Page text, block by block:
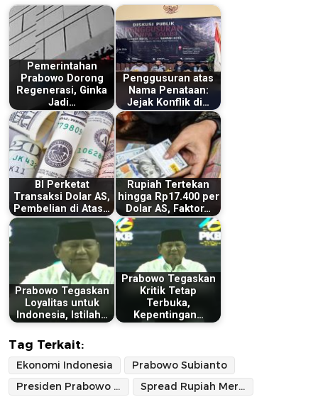
Pemerintahan
Prabowo Dorong
Regenerasi, Ginka
Jadi…
Penggusuran atas
Nama Penataan:
Jejak Konflik di…
BI Perketat
Transaksi Dolar AS,
Pembelian di Atas…
Rupiah Tertekan
hingga Rp17.400 per
Dolar AS, Faktor…
Prabowo Tegaskan
Loyalitas untuk
Indonesia, Istilah…
Prabowo Tegaskan
Kritik Tetap
Terbuka,
Kepentingan…
Tag Terkait:
Ekonomi Indonesia
Prabowo Subianto
Presiden Prabowo Subianto
Spread Rupiah Merdeka